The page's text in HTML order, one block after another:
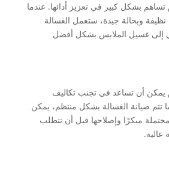
تساهم بشكل كبير في تعزيز أدائها. عندما
نظيفة وبحالة جيدة، ستعمل الغسالة
إلى غسيل الملابس بشكل أفضل
يمكن أن تساعد في تجنب تكاليف
تتم صيانة الغسالة بشكل منتظم، يمكن
مبكرًا وإصلاحها قبل أن تتطلب
عالية.